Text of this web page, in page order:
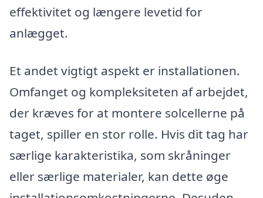
effektivitet og længere levetid for
anlægget.
Et andet vigtigt aspekt er installationen.
Omfanget og kompleksiteten af arbejdet,
der kræves for at montere solcellerne på
taget, spiller en stor rolle. Hvis dit tag har
særlige karakteristika, som skråninger
eller særlige materialer, kan dette øge